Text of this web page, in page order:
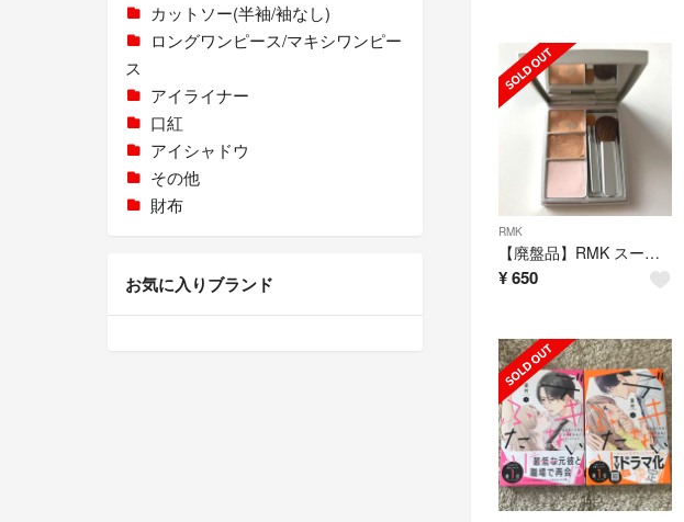
RMK
【廃盤品】RMK スーパーベーシック コンシーラーパクト 01
¥650
カットソー(半袖/袖なし)
ロングワンピース/マキシワンピー
ス
アイライナー
口紅
アイシャドウ
その他
財布
お気に入りブランド